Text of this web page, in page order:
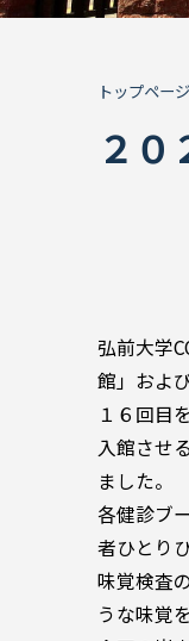
トップページ
２
弘前大学
館」およ
１６回目
入館させ
ました。
各健診ブ
者ひとり
味覚検査
うな味覚